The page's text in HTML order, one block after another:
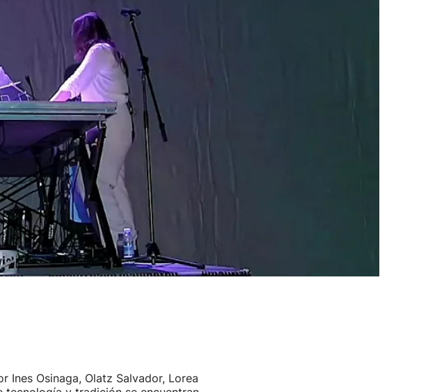
Ines Osinaga, Olatz Salvador, Lorea